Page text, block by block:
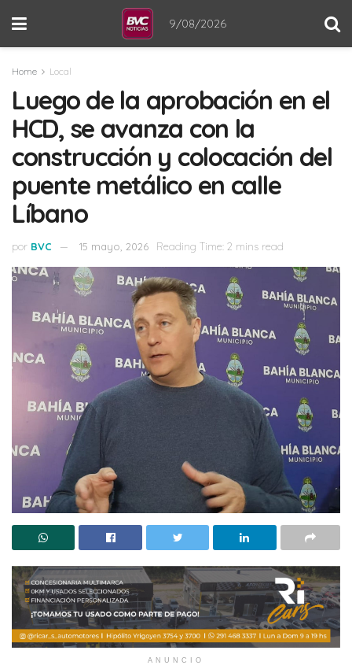
9/08/2026
Home Local
Luego de la aprobación en el
HCD, se avanza con la
construcción y colocación del
puente metálico en calle
Líbano
por BVC 15 mayo, 2026 Reading Time: 2 mins read
ANUNCIO